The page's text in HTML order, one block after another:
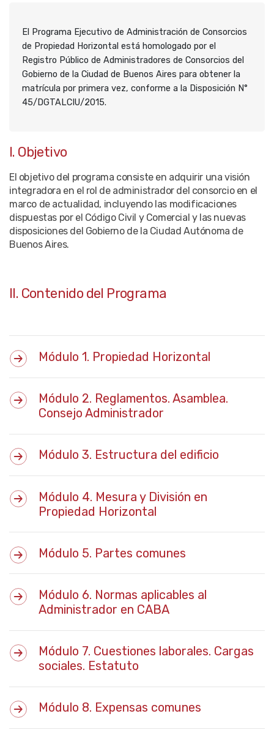
El Programa Ejecutivo de Administración de Consorcios
de Propiedad Horizontal está homologado por el
Registro Público de Administradores de Consorcios del
Gobierno de la Ciudad de Buenos Aires para obtener la
matrícula por primera vez, conforme a la Disposición N°
45/DGTALCIU/2015.
I. Objetivo
El objetivo del programa consiste en adquirir una visión
integradora en el rol de administrador del consorcio en el
marco de actualidad, incluyendo las modificaciones
dispuestas por el Código Civil y Comercial y las nuevas
disposiciones del Gobierno de la Ciudad Autónoma de
Buenos Aires.
II. Contenido del Programa
Módulo 1. Propiedad Horizontal
Módulo 2. Reglamentos. Asamblea.
Consejo Administrador
Módulo 3. Estructura del edificio
Módulo 4. Mesura y División en
Propiedad Horizontal
Módulo 5. Partes comunes
Módulo 6. Normas aplicables al
Administrador en CABA
Módulo 7. Cuestiones laborales. Cargas
sociales. Estatuto
Módulo 8. Expensas comunes